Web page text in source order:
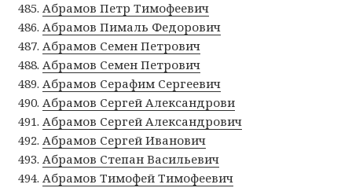
Абрамов Петр Тимофеевич
Абрамов Пималь Федорович
Абрамов Семен Петрович
Абрамов Семен Петрович
Абрамов Серафим Сергеевич
Абрамов Сергей Александрови
Абрамов Сергей Александрович
Абрамов Сергей Иванович
Абрамов Степан Васильевич
Абрамов Тимофей Тимофеевич